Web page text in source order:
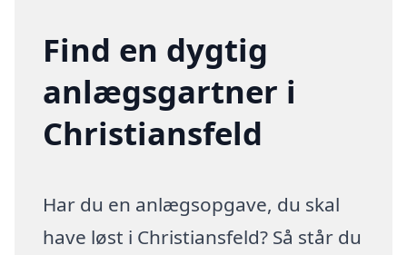
Find en dygtig
anlægsgartner i
Christiansfeld
Har du en anlægsopgave, du skal
have løst i Christiansfeld? Så står du